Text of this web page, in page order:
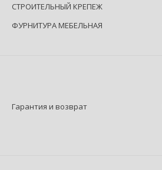
СТРОИТЕЛЬНЫЙ КРЕПЕЖ
ФУРНИТУРА МЕБЕЛЬНАЯ
Гарантия и возврат